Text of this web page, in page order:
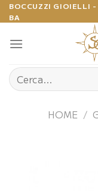
Salta
ai
contenuti
BOCCUZZI GIOIELLI
BA
Cerca:
HOME /